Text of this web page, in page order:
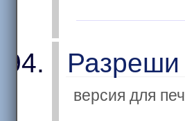
Разреши
версия для